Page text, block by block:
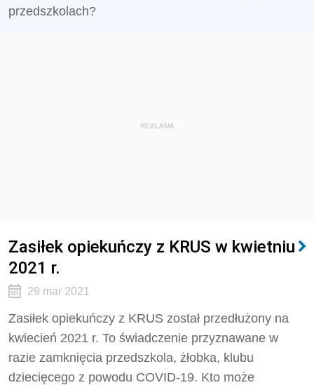
przedszkolach?
REKLAMA
Zasiłek opiekuńczy z KRUS w kwietniu
2021 r.
29 mar 2021
Zasiłek opiekuńczy z KRUS został przedłużony na
kwiecień 2021 r. To świadczenie przyznawane w
razie zamknięcia przedszkola, żłobka, klubu
dziecięcego z powodu COVID-19. Kto może